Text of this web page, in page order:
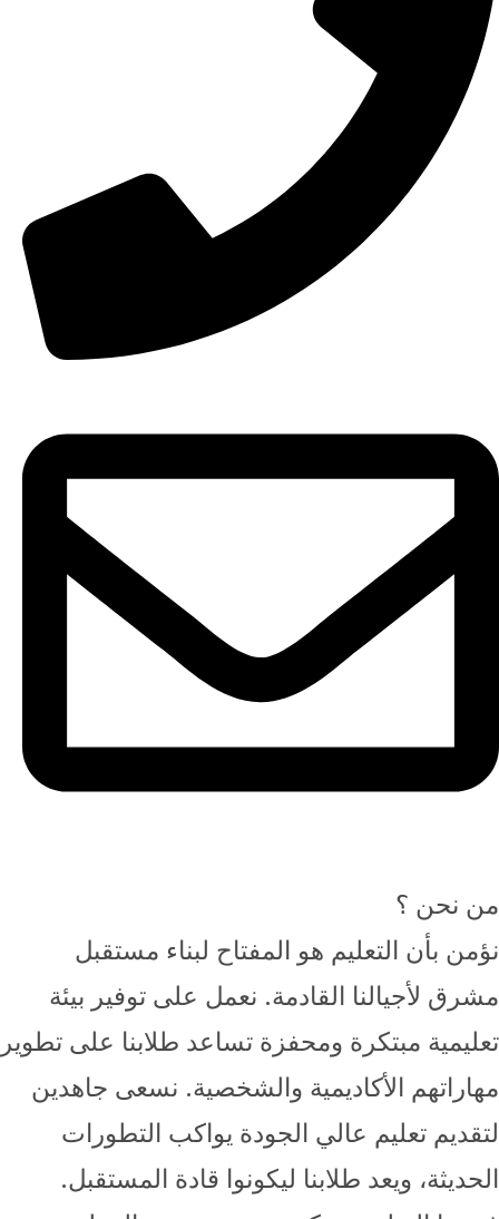
من نحن ؟
نؤمن بأن التعليم هو المفتاح لبناء مستقبل
مشرق لأجيالنا القادمة. نعمل على توفير بيئة
تعليمية مبتكرة ومحفزة تساعد طلابنا على تطوير
مهاراتهم الأكاديمية والشخصية. نسعى جاهدين
لتقديم تعليم عالي الجودة يواكب التطورات
الحديثة، ويعد طلابنا ليكونوا قادة المستقبل.